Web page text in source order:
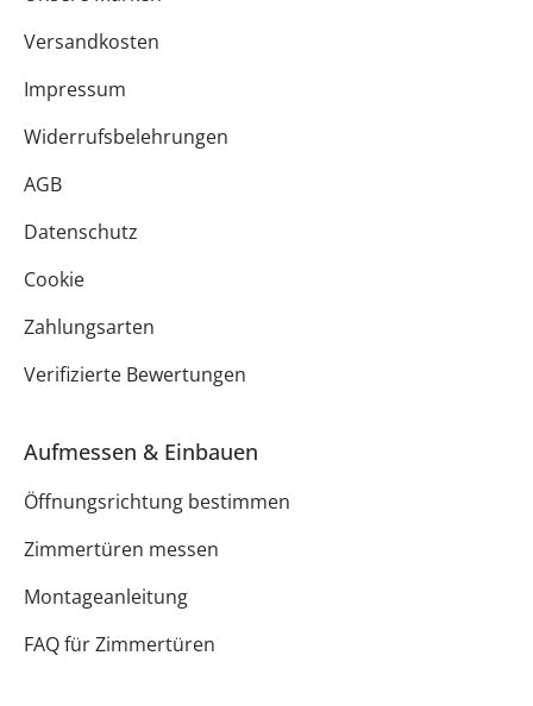
Versandkosten
Impressum
Widerrufsbelehrungen
AGB
Datenschutz
Cookie
Zahlungsarten
Verifizierte Bewertungen
Aufmessen & Einbauen
Öffnungsrichtung bestimmen
Zimmertüren messen
Montageanleitung
FAQ für Zimmertüren